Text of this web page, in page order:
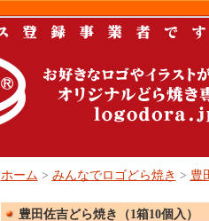
ホーム > みんなでロゴどら焼き > 豊
豊田佐吉どら焼き（1箱10個入）